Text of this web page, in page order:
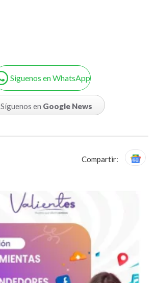
Siguenos en WhatsApp
Síguenos en Google News
Compartir: